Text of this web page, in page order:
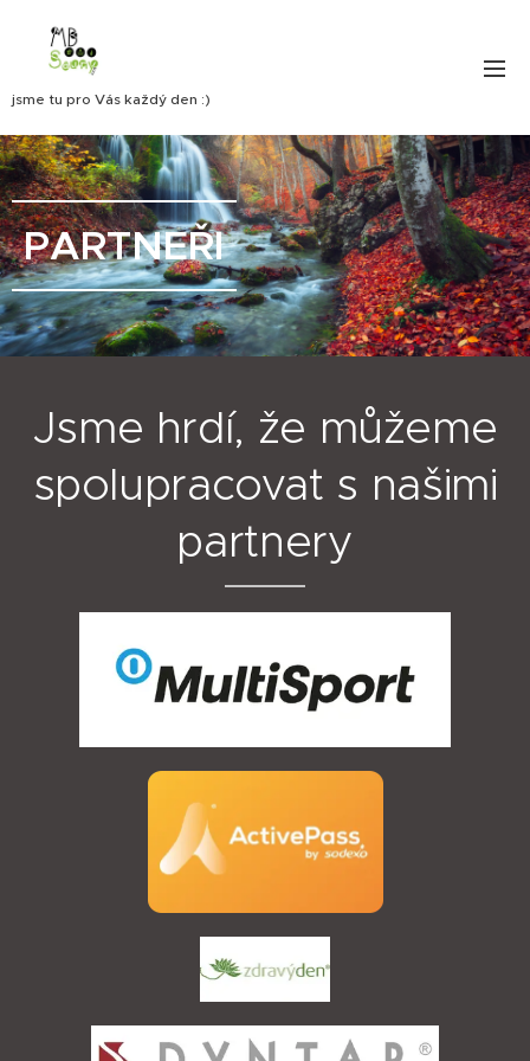
jsme tu pro Vás každý den :)
PARTNEŘI
Jsme hrdí, že můžeme
spolupracovat s našimi
partnery